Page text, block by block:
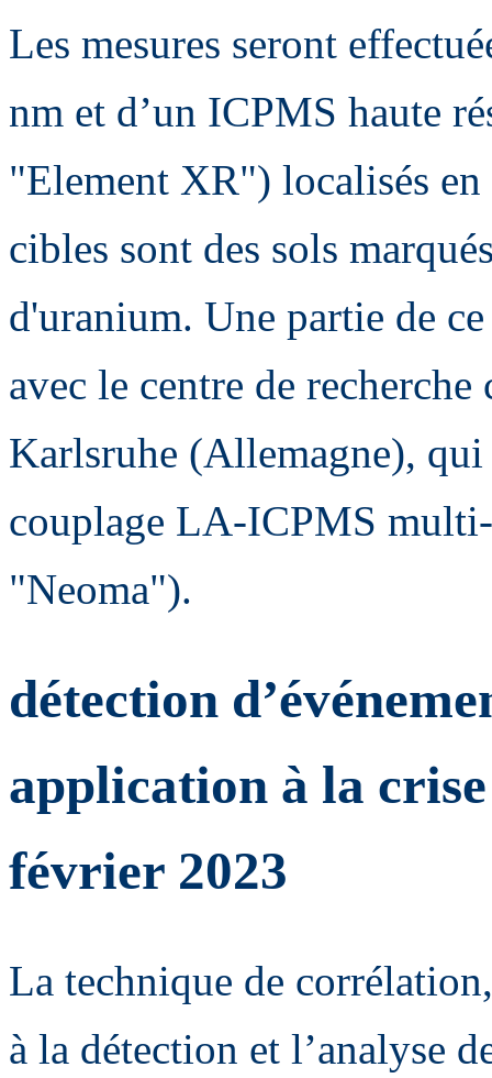
Les mesures seront
nm et d’un ICPMS haute
"Element XR") localisés
cibles sont des sols
d'uranium. Une partie de
avec le centre de
Karlsruhe (Allemagne), qui
couplage LA-ICPMS
"Neoma").
détection
application à la
février 2023
La technique de
à la détection et l’analyse